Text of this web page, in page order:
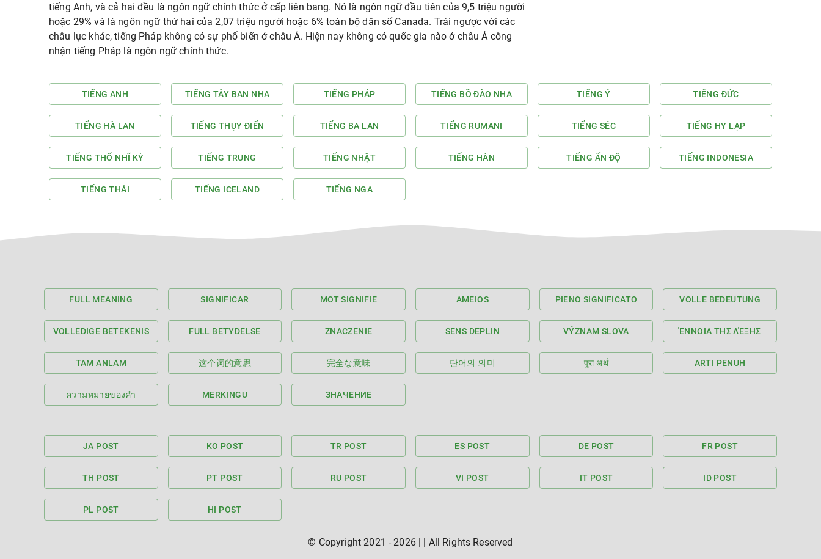
tiếng Anh, và cả hai đều là ngôn ngữ chính thức ở cấp liên bang. Nó là ngôn ngữ đầu tiên của 9,5 triệu người
hoặc 29% và là ngôn ngữ thứ hai của 2,07 triệu người hoặc 6% toàn bộ dân số Canada. Trái ngược với các
châu lục khác, tiếng Pháp không có sự phổ biến ở châu Á. Hiện nay không có quốc gia nào ở châu Á công
nhận tiếng Pháp là ngôn ngữ chính thức.
TIẾNG ANH TIẾNG TÂY BAN NHA TIẾNG PHÁP TIẾNG BỒ ĐÀO NHA TIẾNG Ý TIẾNG ĐỨC
TIẾNG HÀ LAN TIẾNG THỤY ĐIỂN TIẾNG BA LAN TIẾNG RUMANI TIẾNG SÉC TIẾNG HY LẠP
TIẾNG THỔ NHĨ KỲ TIẾNG TRUNG TIẾNG NHẬT TIẾNG HÀN TIẾNG ẤN ĐỘ TIẾNG INDONESIA
TIẾNG THÁI TIẾNG ICELAND TIẾNG NGA
FULL MEANING SIGNIFICAR MOT SIGNIFIE AMEIOS PIENO SIGNIFICATO VOLLE BEDEUTUNG
VOLLEDIGE BETEKENIS FULL BETYDELSE ZNACZENIE SENS DEPLIN VÝZNAM SLOVA ΈΝΝΟΙΑ ΤΗΣ ΛΈΞΗΣ
TAM ANLAM 这个词的意思 完全な意味 단어의 의미 पूरा अर्थ ARTI PENUH
ความหมายของคำ MERKINGU ЗНАЧЕНИЕ
JA POST KO POST TR POST ES POST DE POST FR POST
TH POST PT POST RU POST VI POST IT POST ID POST
PL POST HI POST
© Copyright 2021 - 2026| | All Rights Reserved